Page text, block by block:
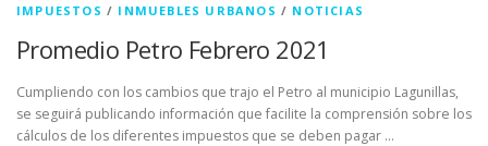
IMPUESTOS / INMUEBLES URBANOS / NOTICIAS
Promedio Petro Febrero 2021
Cumpliendo con los cambios que trajo el Petro al municipio Lagunillas,
se seguirá publicando información que facilite la comprensión sobre los
cálculos de los diferentes impuestos que se deben pagar …